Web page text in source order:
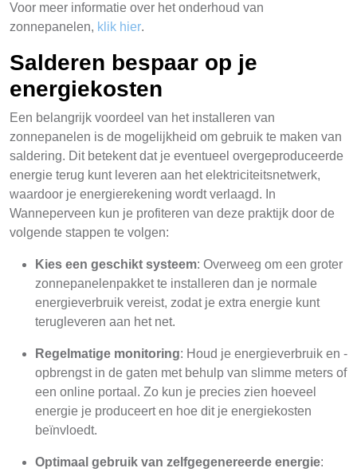
Voor meer informatie over het onderhoud van
zonnepanelen, klik hier.
Salderen bespaar op je
energiekosten
Een belangrijk voordeel van het installeren van
zonnepanelen is de mogelijkheid om gebruik te maken van
saldering. Dit betekent dat je eventueel overgeproduceerde
energie terug kunt leveren aan het elektriciteitsnetwerk,
waardoor je energierekening wordt verlaagd. In
Wanneperveen kun je profiteren van deze praktijk door de
volgende stappen te volgen:
Kies een geschikt systeem: Overweeg om een groter
zonnepanelenpakket te installeren dan je normale
energieverbruik vereist, zodat je extra energie kunt
terugleveren aan het net.
Regelmatige monitoring: Houd je energieverbruik en -
opbrengst in de gaten met behulp van slimme meters of
een online portaal. Zo kun je precies zien hoeveel
energie je produceert en hoe dit je energiekosten
beïnvloedt.
Optimaal gebruik van zelfgegenereerde energie: